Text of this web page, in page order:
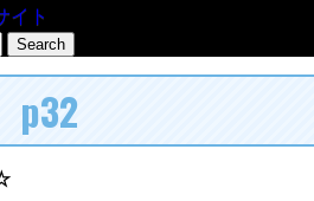
イト
p32